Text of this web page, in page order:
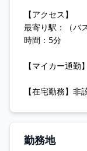
【アクセス】
最寄り駅：（バ
時間：5分
【マイカー通勤
【在宅勤務】非
勤務地